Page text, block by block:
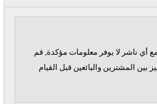
أي ناشر لا يوفر معلومات مؤكدة, قم
بين المشترين والبائعين قبل القيام